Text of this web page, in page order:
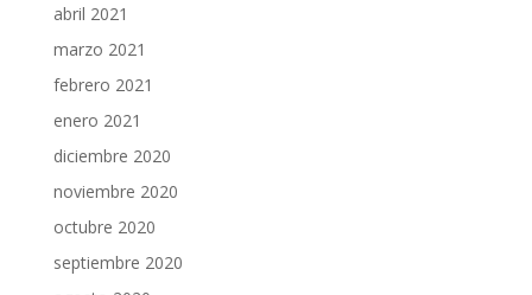
abril 2021
marzo 2021
febrero 2021
enero 2021
diciembre 2020
noviembre 2020
octubre 2020
septiembre 2020